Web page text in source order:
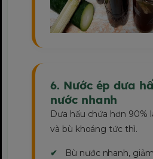
6. Nước ép dưa
nước nhanh
Dưa hấu chứa hơn 90%
và bù khoáng tức thì.
Bù nước nhanh,